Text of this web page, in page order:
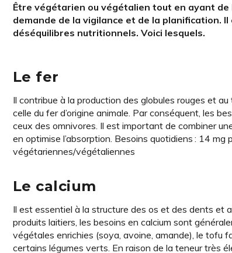
Être végétarien ou végétalien tout en ayant de
demande de la vigilance et de la planification.
déséquilibres nutritionnels. Voici lesquels.
Le fer
Il contribue à la production des globules rouges et
celle du fer d’origine animale. Par conséquent, les
ceux des omnivores. Il est important de combiner
en optimise l’absorption. Besoins quotidiens : 14
végétariennes/végétaliennes
Le calcium
Il est essentiel à la structure des os et des dents et
produits laitiers, les besoins en calcium sont
végétales enrichies (soya, avoine, amande), le tofu
certains légumes verts. En raison de la teneur très